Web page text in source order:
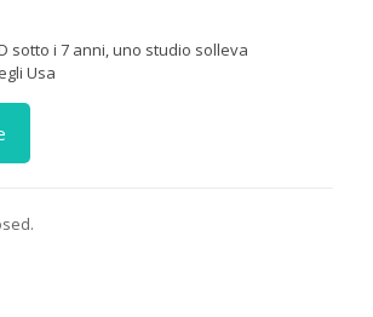
sotto i 7 anni, uno studio solleva
Usa